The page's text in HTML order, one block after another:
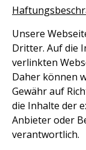
Unsere
Dritter. Auf die
verlinkten
Daher können
Gewähr auf
die Inhalte der
Anbieter oder
verantwortlich.